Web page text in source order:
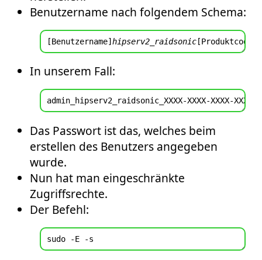
Benutzername nach folgendem Schema:
[Benutzername]hipserv2_raidsonic
In unserem Fall:
Das Passwort ist das, welches beim
erstellen des Benutzers angegeben
wurde.
Nun hat man eingeschränkte
Zugriffsrechte.
Der Befehl: